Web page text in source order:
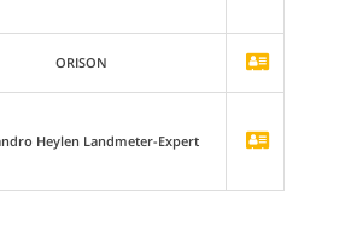
ORISON
Heylen Landmeter-Expert